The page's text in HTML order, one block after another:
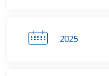
2025